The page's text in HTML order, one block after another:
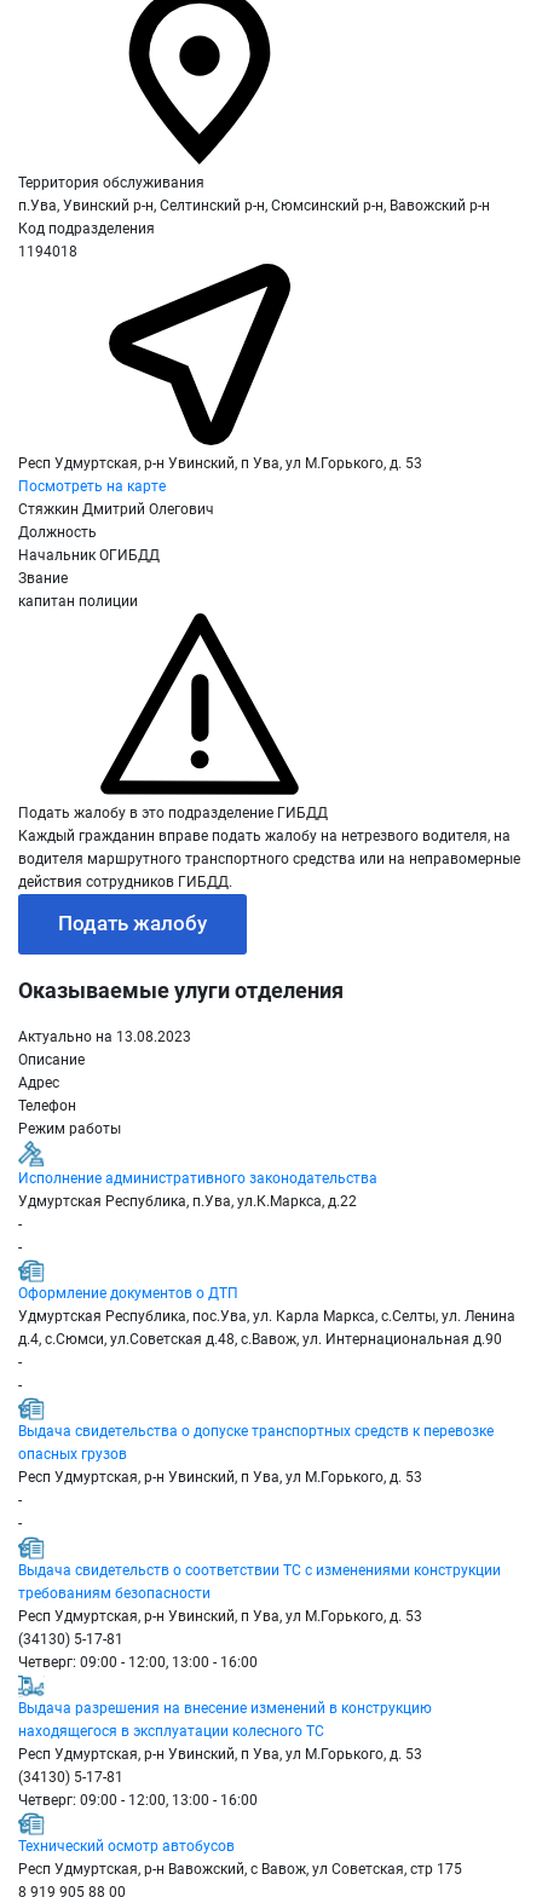
Территория обслуживания
п.Ува, Увинский р-н, Селтинский р-н, Сюмсинский р-н, Вавожский р-н
Код подразделения
1194018
Респ Удмуртская, р-н Увинский, п Ува, ул М.Горького, д. 53
Посмотреть на карте
Стяжкин Дмитрий Олегович
Должность
Начальник ОГИБДД
Звание
капитан полиции
Подать жалобу в это подразделение ГИБДД
Каждый гражданин вправе подать жалобу на нетрезвого водителя, на
водителя маршрутного транспортного средства или на неправомерные
действия сотрудников ГИБДД.
Подать жалобу
Оказываемые улуги отделения
Актуально на 13.08.2023
Описание
Адрес
Телефон
Режим работы
Исполнение административного законодательства
Удмуртская Республика, п.Ува, ул.К.Маркса, д.22
-
-
Оформление документов о ДТП
Удмуртская Республика, пос.Ува, ул. Карла Маркса, с.Селты, ул. Ленина
д.4, с.Сюмси, ул.Советская д.48, с.Вавож, ул. Интернациональная д.90
-
-
Выдача свидетельства о допуске транспортных средств к перевозке
опасных грузов
Респ Удмуртская, р-н Увинский, п Ува, ул М.Горького, д. 53
-
-
Выдача свидетельств о соответствии ТС с изменениями конструкции
требованиям безопасности
Респ Удмуртская, р-н Увинский, п Ува, ул М.Горького, д. 53
(34130) 5-17-81
Четверг: 09:00 - 12:00, 13:00 - 16:00
Выдача разрешения на внесение изменений в конструкцию
находящегося в эксплуатации колесного ТС
Респ Удмуртская, р-н Увинский, п Ува, ул М.Горького, д. 53
(34130) 5-17-81
Четверг: 09:00 - 12:00, 13:00 - 16:00
Технический осмотр автобусов
Респ Удмуртская, р-н Вавожский, с Вавож, ул Советская, стр 175
8 919 905 88 00